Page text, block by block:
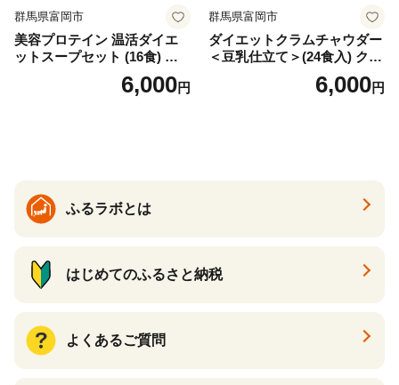
群馬県富岡市
美容プロテイン 温活ダイエ
ットスープセット (16食) 小
分け スープ 食べ比べ セット
詰合せ クラムチャウダー チ
6,000円
群馬県富岡市
ダイエットクラムチャウダー
＜豆乳仕立て＞(24食入) クラ
ムチャウダー 豆乳 ダイエッ
ト スープ プロテイン たんぱ
6,000円
ふるラボとは
はじめてのふるさと納税
よくあるご質問